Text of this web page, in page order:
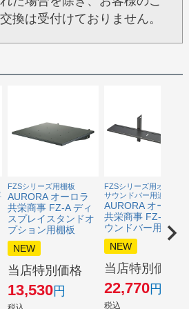
換は受付けておりません。
FZSシリーズ用棚板
AURORA オーロラ
共栄商事 FZ-A ディ
スプレイスタンドオ
プション用棚板
NEW
当店特別価格
13,530
FZSシリーズ用オプショ
サウンドバー用追加棚
AURORA オーロラ
共栄商事 FZ-SB サ
ウンドバー用棚板
NEW
当店特別価格
22,770
税込